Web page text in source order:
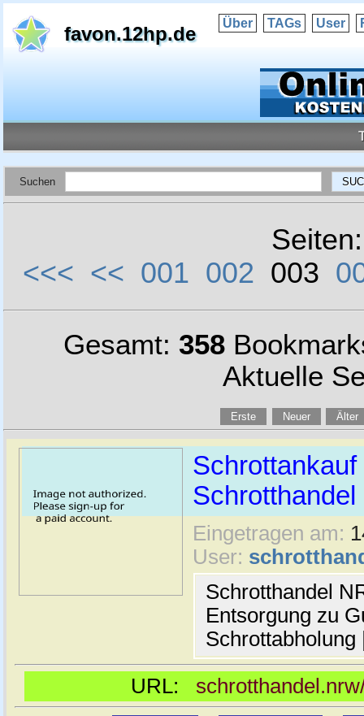
favon.12hp.de Über TAGs User
Suchen
<<< << 001 002 003
Gesamt: 358
Aktuelle
Erste Neuer Älter
Schrotthandel
Eingetragen am:
User:
Schrotthandel
Entsorgung zu
URL: